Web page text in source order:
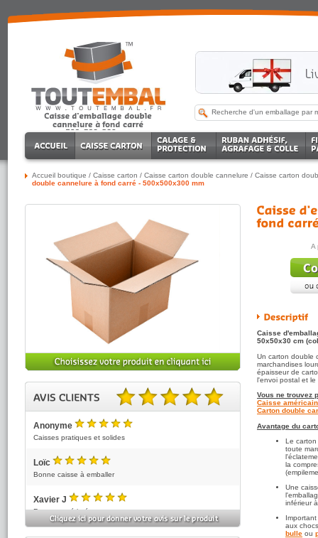
Accueil boutique / Caisse carton / Caisse carton double cannelure / Caisse carton
double cannelure à fond carré - 500x500x300 mm
5.00 sur 5 basé sur 3 note(s).
Anonyme
5
Caisses pratiques et solides
Loïc
5
Bonne caisse à emballer
Xavier J
5/5
Format carré intéressant.
A
Caisse
50x50x30 cm
Un carton double
marchandises
épaisseur de
l'envoi postal et le
Vous ne trouvez
Caisse
Carton double
Avantage du
Le
toute
la
Une
inférieur
aux
bulle ou